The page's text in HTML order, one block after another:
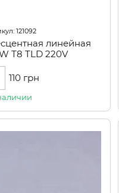
121092
линейная
Т8 TLD 220V
110 грн